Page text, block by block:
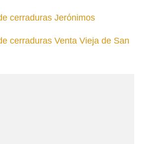
cerraduras Jerónimos
cerraduras Venta Vieja de San